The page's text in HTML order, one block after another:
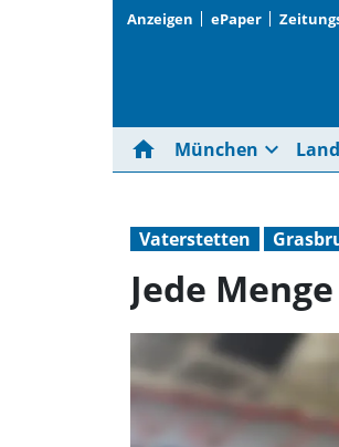
Anzeigen ePaper
home München expand_more
Vaterstetten
Jede